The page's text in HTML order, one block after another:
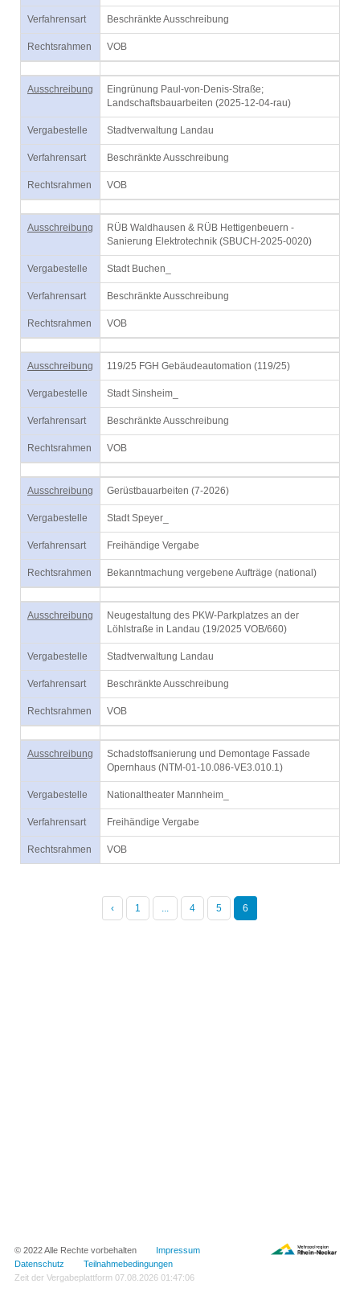
Verfahrensart Beschränkte Ausschreibung
Rechtsrahmen VOB
Ausschreibung
Eingrünung Paul-von-Denis-Straße;
Landschaftsbauarbeiten (2025-12-04-rau)
Vergabestelle Stadtverwaltung Landau
Verfahrensart Beschränkte Ausschreibung
Rechtsrahmen VOB
Ausschreibung
RÜB Waldhausen & RÜB Hettigenbeuern -
Sanierung Elektrotechnik (SBUCH-2025-0020)
Vergabestelle Stadt Buchen_
Verfahrensart Beschränkte Ausschreibung
Rechtsrahmen VOB
Ausschreibung 119/25 FGH Gebäudeautomation (119/25)
Vergabestelle Stadt Sinsheim_
Verfahrensart Beschränkte Ausschreibung
Rechtsrahmen VOB
Ausschreibung Gerüstbauarbeiten (7-2026)
Vergabestelle Stadt Speyer_
Verfahrensart Freihändige Vergabe
Rechtsrahmen Bekanntmachung vergebene Aufträge (national)
Ausschreibung
Neugestaltung des PKW-Parkplatzes an der
Löhlstraße in Landau (19/2025 VOB/660)
Vergabestelle Stadtverwaltung Landau
Verfahrensart Beschränkte Ausschreibung
Rechtsrahmen VOB
Ausschreibung
Schadstoffsanierung und Demontage Fassade
Opernhaus (NTM-01-10.086-VE3.010.1)
Vergabestelle Nationaltheater Mannheim_
Verfahrensart Freihändige Vergabe
Rechtsrahmen VOB
‹ 1 ... 4 5 6
© 2022 Alle Rechte vorbehalten Impressum
Datenschutz
Teilnahmebedingungen
Zeit der Vergabeplattform 07.08.2026 01:47:06